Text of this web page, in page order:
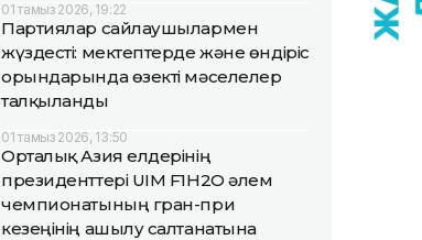
01 тамыз 2026, 19:22
Партиялар сайлаушылармен
жүздесті: мектептерде және өндіріс
орындарында өзекті мәселелер
талқыланды
01 тамыз 2026, 13:50
Орталық Азия елдерінің
президенттері UIM F1H2O әлем
чемпионатының гран-при
кезеңінің ашылу салтанатына